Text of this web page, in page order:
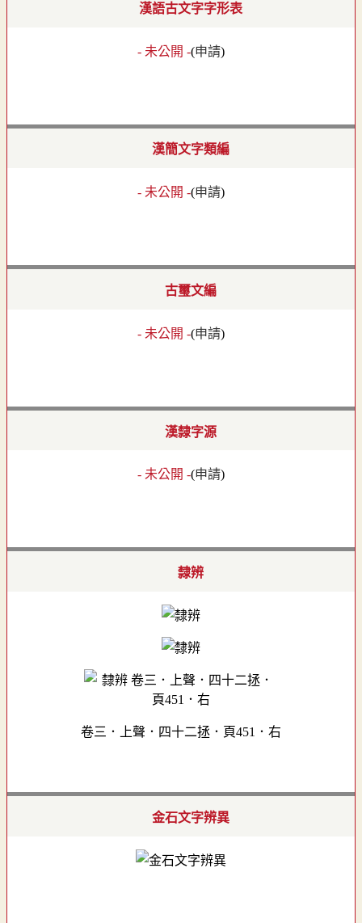
漢語古文字字形表
- 未公開 -(申請)
漢簡文字類編
- 未公開 -(申請)
古璽文編
- 未公開 -(申請)
漢隸字源
- 未公開 -(申請)
隸辨
卷三．上聲．四十二拯．頁451．右
金石文字辨異